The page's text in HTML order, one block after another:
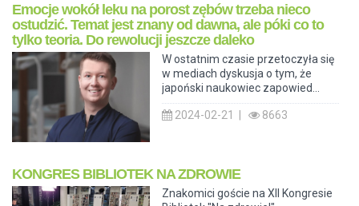
Emocje wokół leku na porost zębów trzeba nieco
ostudzić. Temat jest znany od dawna, ale póki co to
tylko teoria. Do rewolucji jeszcze daleko
W ostatnim czasie przetoczyła się
w mediach dyskusja o tym, że
japoński naukowiec zapowied...
2024-02-21 | 8663
KONGRES BIBLIOTEK NA ZDROWIE
Znakomici goście na XII Kongresie